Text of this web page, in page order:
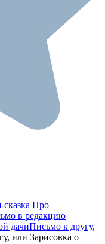
сказка Про
в редакцию
дачиПисьмо к другу,
или Зарисовка о